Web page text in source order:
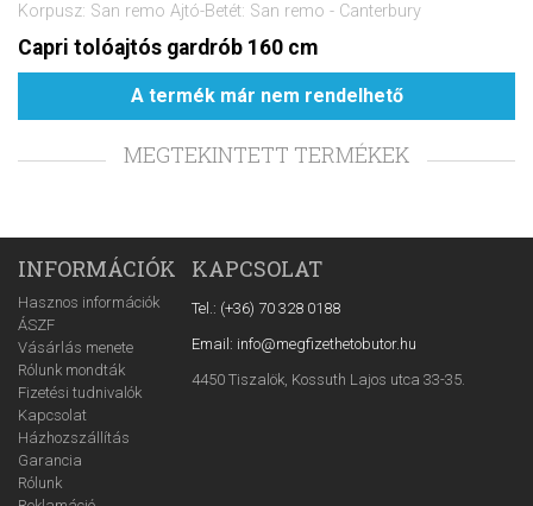
Korpusz: San remo Ajtó-Betét: San remo - Canterbury
Capri tolóajtós gardrób 160 cm
A termék már nem rendelhető
MEGTEKINTETT TERMÉKEK
INFORMÁCIÓK
Hasznos információk
ÁSZF
Vásárlás menete
Rólunk mondták
Fizetési tudnivalók
Kapcsolat
Házhozszállítás
Garancia
Rólunk
KAPCSOLAT
Tel.: (+36) 70 328 0188
Email: info@megfizethetobutor.hu
4450 Tiszalök, Kossuth Lajos utca 33-35.